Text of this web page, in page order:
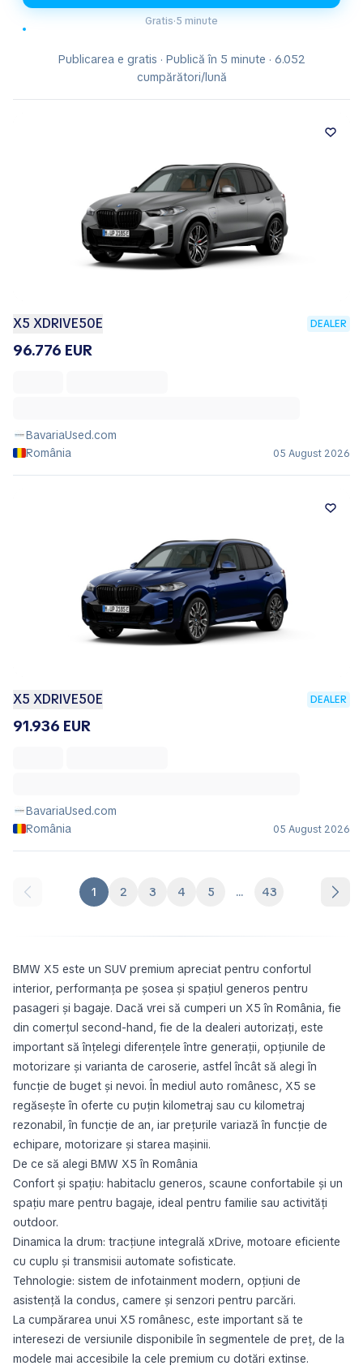
Gratis·5 minute
Publicarea e gratis · Publică în 5 minute · 6.052
cumpărători/lună
X5 XDRIVE50E DEALER
96.776 EUR
BavariaUsed.com
România
05 August 2026
X5 XDRIVE50E DEALER
91.936 EUR
BavariaUsed.com
România
05 August 2026
1 2 3 4 5 ... 43
BMW X5 este un SUV premium apreciat pentru confortul
interior, performanța pe șosea și spațiul generos pentru
pasageri și bagaje. Dacă vrei să cumperi un X5 în România, fie
din comerțul second-hand, fie de la dealeri autorizați, este
important să înțelegi diferențele între generații, opțiunile de
motorizare și varianta de caroserie, astfel încât să alegi în
funcție de buget și nevoi. În mediul auto românesc, X5 se
regăsește în oferte cu puțin kilometraj sau cu kilometraj
rezonabil, în funcție de an, iar prețurile variază în funcție de
echipare, motorizare și starea mașinii.
De ce să alegi BMW X5 în România
Confort și spațiu: habitaclu generos, scaune confortabile și un
spațiu mare pentru bagaje, ideal pentru familie sau activități
outdoor.
Dinamica la drum: tracțiune integrală xDrive, motoare eficiente
cu cuplu și transmisii automate sofisticate.
Tehnologie: sistem de infotainment modern, opțiuni de
asistență la condus, camere și senzori pentru parcări.
La cumpărarea unui X5 românesc, este important să te
interesezi de versiunile disponibile în segmentele de preț, de la
modele mai accesibile la cele premium cu dotări extinse.